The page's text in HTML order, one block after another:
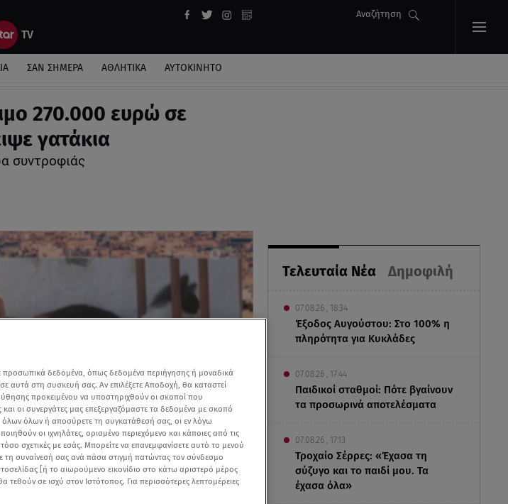
Αναζήτηση
ΣΑΝ ΣΗΜΕΡΑ ΑΘΛΗΤΙΚΑ ΑΥΤΟΚΙΝΗΤΟ
270.000 ευρώ σε
γατάκια
συντροφιάς
Τελευταία Νέα Δημοφιλή
07.08.26 , 18:34
Έξοδος Αυγούστου: Στο 100% η
πληρότητα για Κυκλάδες
07.08.26 , 17:44
Παιδικοί σταθμοί: Πότε βγαίνουν
τα προσωρινά αποτελέσματα
07.08.26 , 17:13
Τροχαίο Σέρρες: «Έχασα τη
σύζυγο και το παιδί μου. Τα
έχασα όλα»
μας στα αποτελέσματα αναζήτησης
δεδομένα, όπως δεδομένα περιήγησης ή μοναδικά
αυτά στη συσκευή σας. Αν επιλέξετε Αποδοχή, θα καταστεί
προκειμένου να υποστηριχθούν οι σκοποί που
οι συνεργάτες μας επεξεργαζόμαστε τα δεδομένα με σκοπό
όλων ή αποσύρετε τη συγκατάθεσή σας, οι εν λόγω
οι ιχνηλάτες, ορισμένο περιεχόμενο και κάποιες από τις
σχετικές με εσάς. Μπορείτε να επανεμφανίσετε αυτό το μενού
τη συναίνεσή σας ανά πάσα στιγμή πατώντας τον σύνδεσμο
[ή το αιωρούμενο εικονίδιο στο κάτω αριστερό μέρος
τεθούν σε ισχύ στον Ιστότοπος. Για περισσότερες λεπτομέρειες